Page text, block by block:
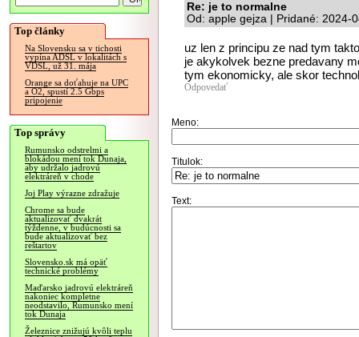
Top články
Na Slovensku sa v tichosti
vypína ADSL v lokalitách s
VDSL, už 31. mája
Orange sa doťahuje na UPC
a O2, spustí 2.5 Gbps
pripojenie
Top správy
Rumunsko odstrelmi a
blokádou mení tok Dunaja,
aby udržalo jadrovú
elektráreň v chode
Joj Play výrazne zdražuje
Chrome sa bude
aktualizovať dvakrát
týždenne, v budúcnosti sa
bude aktualizovať bez
reštartov
Slovensko.sk má opäť
technické problémy
Maďarsko jadrovú elektráreň
nakoniec kompletne
neodstavilo, Rumunsko mení
tok Dunaja
Železnice znižujú kvôli teplu
Re: je to normalne
Od: apple gejza | Pridané: 2024-
uz len z principu ze nad tym
je akykolvek bezne predavany
tym ekonomicky, ale skor
Odpovedať
Meno:
Titulok:
Text: